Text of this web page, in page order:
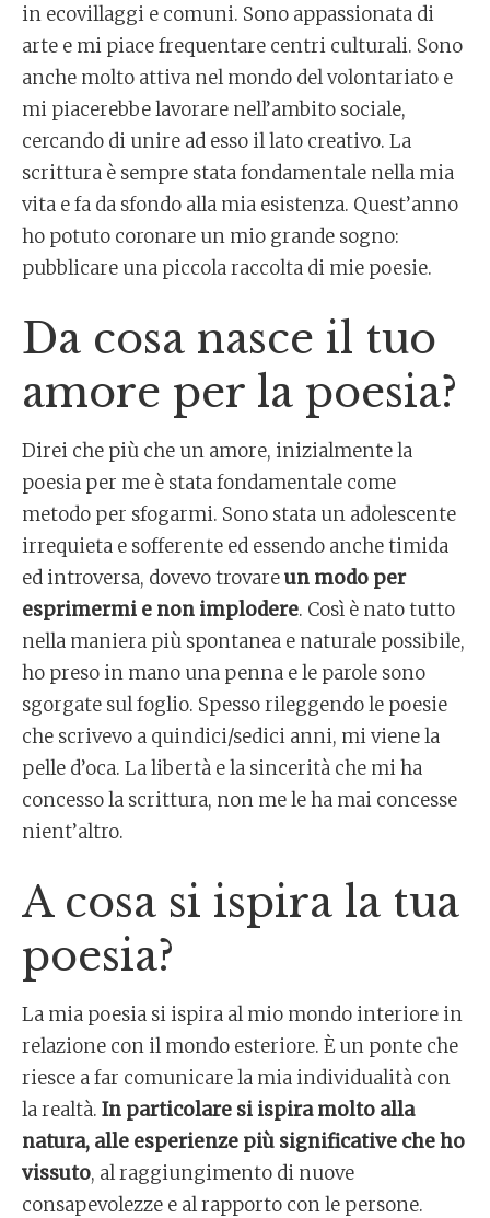
in ecovillaggi e comuni. Sono appassionata di
arte e mi piace frequentare centri culturali. Sono
anche molto attiva nel mondo del volontariato e
mi piacerebbe lavorare nell’ambito sociale,
cercando di unire ad esso il lato creativo. La
scrittura è sempre stata fondamentale nella mia
vita e fa da sfondo alla mia esistenza. Quest’anno
ho potuto coronare un mio grande sogno:
pubblicare una piccola raccolta di mie poesie.
Da cosa nasce il tuo
amore per la poesia?
Direi che più che un amore, inizialmente la
poesia per me è stata fondamentale come
metodo per sfogarmi. Sono stata un adolescente
irrequieta e sofferente ed essendo anche timida
ed introversa, dovevo trovareun modo per
esprimermi e non implodere. Così è nato tutto
nella maniera più spontanea e naturale possibile,
ho preso in mano una penna e le parole sono
sgorgate sul foglio. Spesso rileggendo le poesie
che scrivevo a quindici/sedici anni, mi viene la
pelle d’oca. La libertà e la sincerità che mi ha
concesso la scrittura, non me le ha mai concesse
nient’altro.
A cosa si ispira la tua
poesia?
La mia poesia si ispira al mio mondo interiore in
relazione con il mondo esteriore. È un ponte che
riesce a far comunicare la mia individualità con
la realtà. In particolare si ispira molto alla
natura, alle esperienze più significative che ho
vissuto, al raggiungimento di nuove
consapevolezze e al rapporto con le persone.